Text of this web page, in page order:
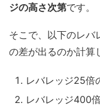
ジの高さ次第です。
そこで、以下のレバ
の差が出るのか計算
レバレッジ25倍
レバレッジ400